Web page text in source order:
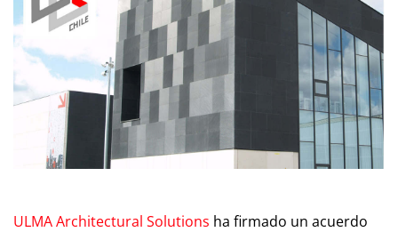
ULMA Architectural Solutions ha firmado un acuerdo